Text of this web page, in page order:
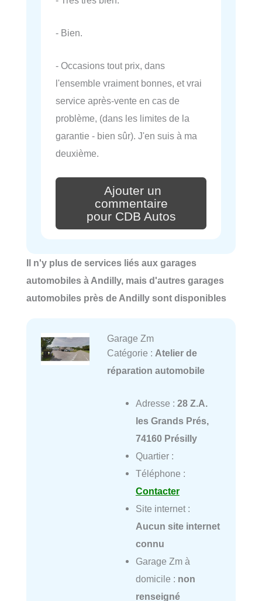
- Bien.
- Occasions tout prix, dans
l'ensemble vraiment bonnes, et vrai
service après-vente en cas de
problème, (dans les limites de la
garantie - bien sûr). J'en suis à ma
deuxième.
Ajouter un
commentaire
pour CDB Autos
Il n'y plus de services liés aux garages
automobiles à Andilly, mais d'autres garages
automobiles près de Andilly sont disponibles
Garage Zm
Catégorie : Atelier de
réparation automobile
Adresse : 28 Z.A.
les Grands Prés,
74160 Présilly
Quartier :
Téléphone :
Contacter
Site internet :
Aucun site internet
connu
Garage Zm à
domicile : non
renseigné